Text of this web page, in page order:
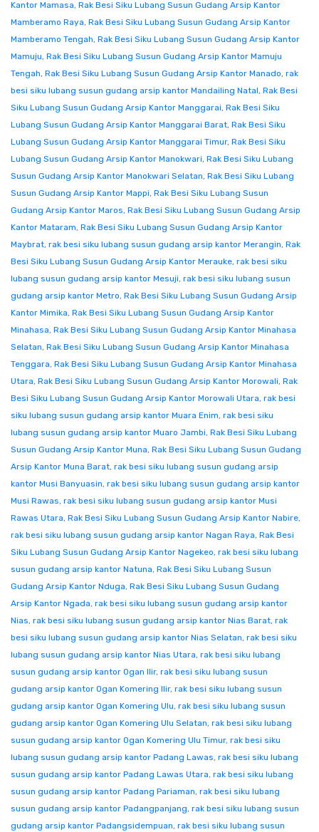
Kantor Mamasa, Rak Besi Siku Lubang Susun Gudang Arsip Kantor
Mamberamo Raya, Rak Besi Siku Lubang Susun Gudang Arsip Kantor
Mamberamo Tengah, Rak Besi Siku Lubang Susun Gudang Arsip Kantor
Mamuju, Rak Besi Siku Lubang Susun Gudang Arsip Kantor Mamuju
Tengah, Rak Besi Siku Lubang Susun Gudang Arsip Kantor Manado, rak
besi siku lubang susun gudang arsip kantor Mandailing Natal, Rak Besi
Siku Lubang Susun Gudang Arsip Kantor Manggarai, Rak Besi Siku
Lubang Susun Gudang Arsip Kantor Manggarai Barat, Rak Besi Siku
Lubang Susun Gudang Arsip Kantor Manggarai Timur, Rak Besi Siku
Lubang Susun Gudang Arsip Kantor Manokwari, Rak Besi Siku Lubang
Susun Gudang Arsip Kantor Manokwari Selatan, Rak Besi Siku Lubang
Susun Gudang Arsip Kantor Mappi, Rak Besi Siku Lubang Susun
Gudang Arsip Kantor Maros, Rak Besi Siku Lubang Susun Gudang Arsip
Kantor Mataram, Rak Besi Siku Lubang Susun Gudang Arsip Kantor
Maybrat, rak besi siku lubang susun gudang arsip kantor Merangin, Rak
Besi Siku Lubang Susun Gudang Arsip Kantor Merauke, rak besi siku
lubang susun gudang arsip kantor Mesuji, rak besi siku lubang susun
gudang arsip kantor Metro, Rak Besi Siku Lubang Susun Gudang Arsip
Kantor Mimika, Rak Besi Siku Lubang Susun Gudang Arsip Kantor
Minahasa, Rak Besi Siku Lubang Susun Gudang Arsip Kantor Minahasa
Selatan, Rak Besi Siku Lubang Susun Gudang Arsip Kantor Minahasa
Tenggara, Rak Besi Siku Lubang Susun Gudang Arsip Kantor Minahasa
Utara, Rak Besi Siku Lubang Susun Gudang Arsip Kantor Morowali, Rak
Besi Siku Lubang Susun Gudang Arsip Kantor Morowali Utara, rak besi
siku lubang susun gudang arsip kantor Muara Enim, rak besi siku
lubang susun gudang arsip kantor Muaro Jambi, Rak Besi Siku Lubang
Susun Gudang Arsip Kantor Muna, Rak Besi Siku Lubang Susun Gudang
Arsip Kantor Muna Barat, rak besi siku lubang susun gudang arsip
kantor Musi Banyuasin, rak besi siku lubang susun gudang arsip kantor
Musi Rawas, rak besi siku lubang susun gudang arsip kantor Musi
Rawas Utara, Rak Besi Siku Lubang Susun Gudang Arsip Kantor Nabire,
rak besi siku lubang susun gudang arsip kantor Nagan Raya, Rak Besi
Siku Lubang Susun Gudang Arsip Kantor Nagekeo, rak besi siku lubang
susun gudang arsip kantor Natuna, Rak Besi Siku Lubang Susun
Gudang Arsip Kantor Nduga, Rak Besi Siku Lubang Susun Gudang
Arsip Kantor Ngada, rak besi siku lubang susun gudang arsip kantor
Nias, rak besi siku lubang susun gudang arsip kantor Nias Barat, rak
besi siku lubang susun gudang arsip kantor Nias Selatan, rak besi siku
lubang susun gudang arsip kantor Nias Utara, rak besi siku lubang
susun gudang arsip kantor Ogan Ilir, rak besi siku lubang susun
gudang arsip kantor Ogan Komering Ilir, rak besi siku lubang susun
gudang arsip kantor Ogan Komering Ulu, rak besi siku lubang susun
gudang arsip kantor Ogan Komering Ulu Selatan, rak besi siku lubang
susun gudang arsip kantor Ogan Komering Ulu Timur, rak besi siku
lubang susun gudang arsip kantor Padang Lawas, rak besi siku lubang
susun gudang arsip kantor Padang Lawas Utara, rak besi siku lubang
susun gudang arsip kantor Padang Pariaman, rak besi siku lubang
susun gudang arsip kantor Padangpanjang, rak besi siku lubang susun
gudang arsip kantor Padangsidempuan, rak besi siku lubang susun